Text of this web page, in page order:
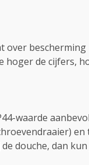
over bescherming
hoger de cijfers,
waarde
en
douche, dan kun